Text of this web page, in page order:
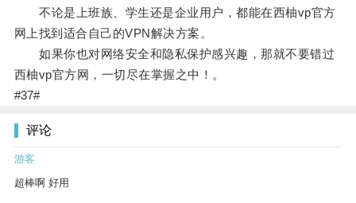
不论是上班族、学生还是企业用户，都能在西柚vp官方
网上找到适合自己的VPN解决方案。
如果你也对网络安全和隐私保护感兴趣，那就不要错过
西柚vp官方网，一切尽在掌握之中！。
#37#
评论
游客
超棒啊 好用